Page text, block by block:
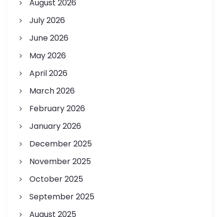
August 2026
July 2026
June 2026
May 2026
April 2026
March 2026
February 2026
January 2026
December 2025
November 2025
October 2025
September 2025
August 2025